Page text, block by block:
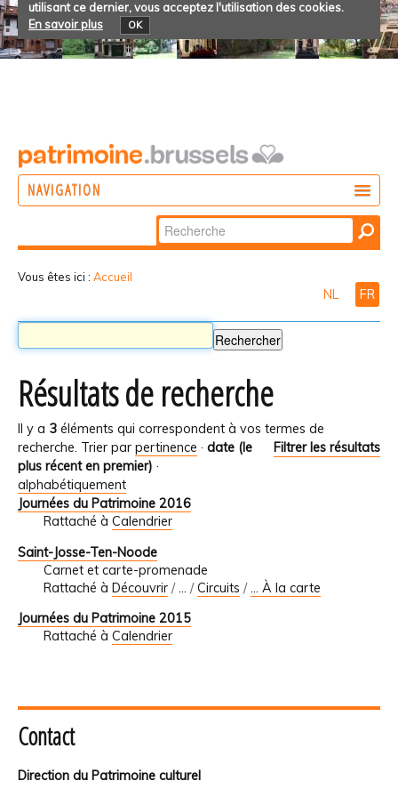
utilisant ce dernier, vous acceptez l'utilisation des cookies.
En savoir plus
OK
NAVIGATION
Chercher par
Recherche
Vous êtes ici : Accueil
NL FR
Résultats de recherche
Il y a 3 éléments qui correspondent à vos termes de
recherche.
Filtrer les résultats
Trier par pertinence · date (le
plus récent en premier) ·
alphabétiquement
Journées du Patrimoine 2016
Rattaché à Calendrier
Saint-Josse-Ten-Noode
Carnet et carte-promenade
Rattaché à Découvrir /… /Circuits /... À la carte
Journées du Patrimoine 2015
Rattaché à Calendrier
Contact
Direction du Patrimoine culturel